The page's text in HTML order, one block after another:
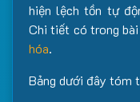
hiện lệch tồn tự
Chi tiết có trong bài
hóa.
Bảng dưới đây tóm